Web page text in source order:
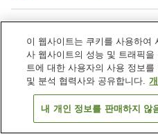
스파 / 미용실
자동판매기
객실
이 웹사이트는 쿠키를 사용하여
사 웹사이트의 성능 및 트래픽
트에 대한 사용자의 사용 정보
및 분석 협력사와 공유합니다.
내 개인 정보를 판매하지 않